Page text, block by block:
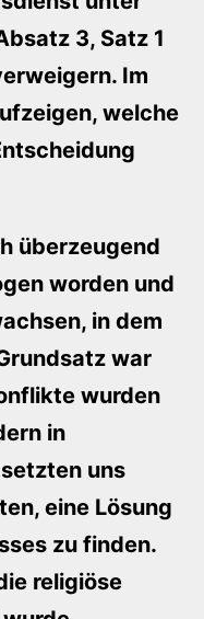
3, Satz 1
Im
welche
überzeugend
worden und
in dem
war
wurden
in
uns
eine Lösung
zu finden.
religiöse